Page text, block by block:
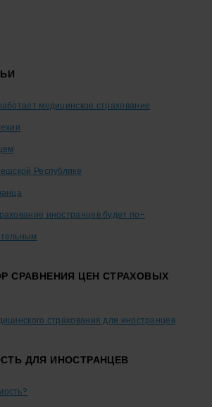
медицинское страхование
Республике
иностранцев будет по-
СРАВНЕНИЯ ЦЕН СТРАХОВЫХ
страхования для иностранцев
ДЛЯ ИНОСТРАНЦЕВ